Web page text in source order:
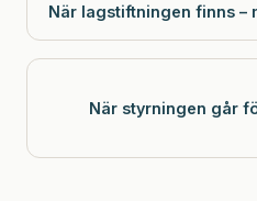
När lagstiftningen finns –
När styrningen går